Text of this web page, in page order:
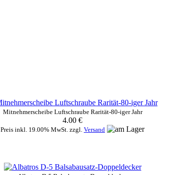
Mitnehmerscheibe Luftschraube Rarität-80-iger Jahr
4.00 €
Preis inkl. 19.00% MwSt. zzgl. Versand